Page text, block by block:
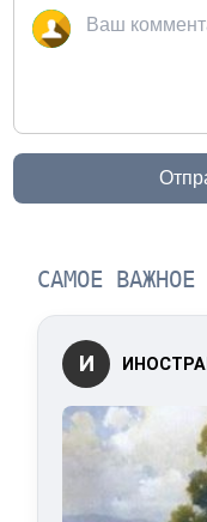
САМОЕ ВАЖНОЕ
И